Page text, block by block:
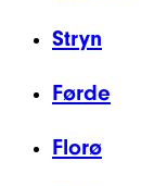
Stryn
Førde
Florø